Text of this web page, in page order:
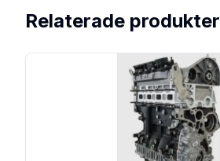
Relaterade produkter